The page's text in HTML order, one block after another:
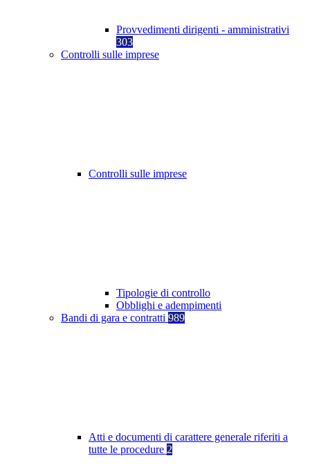
Provvedimenti dirigenti - amministrativi
303
Controlli sulle imprese
Controlli sulle imprese
Tipologie di controllo
Obblighi e adempimenti
Bandi di gara e contratti 989
Atti e documenti di carattere generale riferiti a
tutte le procedure 2